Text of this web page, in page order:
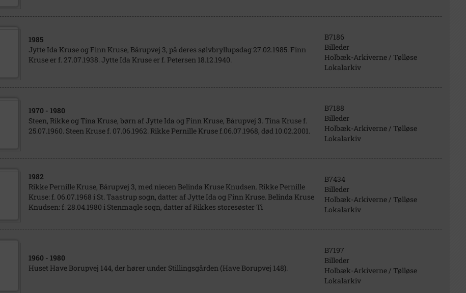
1985
Jytte Ida Kruse og Finn Kruse, Bårupvej 3, på deres sølvbryllupsdag 27.02.1985. Finn
Kruse er f. 27.07.1938. Jytte Ida Kruse er f. Petersen 18.12.1940.
B7186
Billeder
Holbæk-Arkiverne / Tølløse
Lokalarkiv
1970 - 1980
Steen, Rikke og Tina Kruse, børn af Jytte Ida og Finn Kruse, Bårupvej 3. Tina Kruse f.
25.07.1960. Steen Kruse f. 07.06.1962. Rikke Pernille Kruse f.06.07.1968, død 10.02.2001.
B7188
Billeder
Holbæk-Arkiverne / Tølløse
Lokalarkiv
1982
Rikke Pernille Kruse, Bårupvej 3, med niecen Belinda Kruse Knudsen. Rikke Pernille
Kruse: f. 06.07.1968 i St. Taastrup sogn, datter af Jytte Ida og Finn Kruse. Belinda Kruse
Knudsen: f. 28.04.1980 i Stenmagle sogn, datter af Rikkes storesøster Ti
B7434
Billeder
Holbæk-Arkiverne / Tølløse
Lokalarkiv
1960 - 1980
Huset Have Borupvej 144, der hører under Stillingsgården (Have Borupvej 148).
B7197
Billeder
Holbæk-Arkiverne / Tølløse
Lokalarkiv